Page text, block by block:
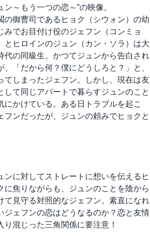
ン～もう一つの恋～”の映像。
の御曹司であるヒョク（シウォン）の幼
みでお目付け役のジェフン（コンミョ
とヒロインのジュン（カン・ソラ）は大
代の同級生。かつてジュンから告白され
、「だから何？僕にどうしろと？」と、
てしまったジェフン。しかし、現在は友
して同じアパートで暮らすジュンのこと
にかけている。ある日トラブルを起こ
ンだったが、ジュンの頼みでヒョクと
ンに対してストレートに想いを伝えるヒ
に焦りながらも、ジュンのことを陰から
て見守る対照的なジェフン。素直になれ
ジェフンの恋はどうなるのか？恋と友情
り混じった三角関係に要注意！